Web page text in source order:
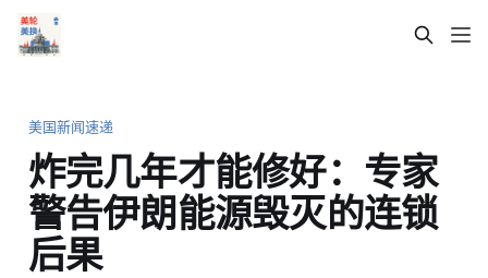
美国新闻速递
炸完几年才能修好：专家
警告伊朗能源毁灭的连锁
后果